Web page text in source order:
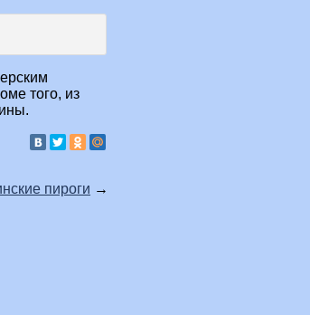
того, из
пироги →